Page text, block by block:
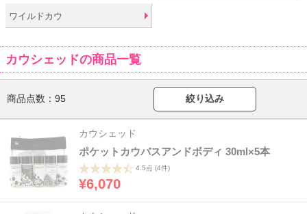
ワイルドカウ
カウシェッドの商品一覧
商品点数： 95 絞り込み
カウシェッド
ポケットカウバスアンドボディ 30ml×5本
4.5点 (4件)
¥6,070